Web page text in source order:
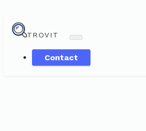
TROVIT
Contact